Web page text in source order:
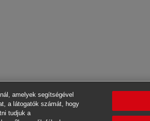
amelyek segítségével
a látogatók számát, hogy
tudjuk a